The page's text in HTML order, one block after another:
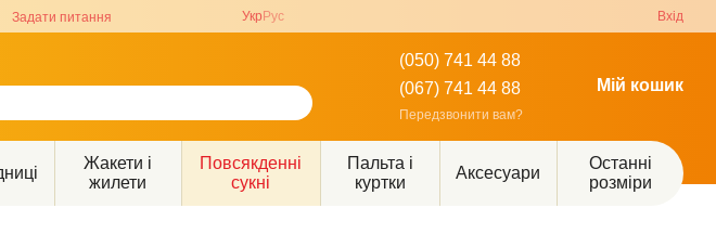
Задати питання Укр Рус Вхід
(050) 741 44 88
(067) 741 44 88
Передзвонити вам?
Мій кошик
Жакети і
жилети
Повсякденні
сукні
Пальта і
куртки
Аксесуари
Останні
розміри